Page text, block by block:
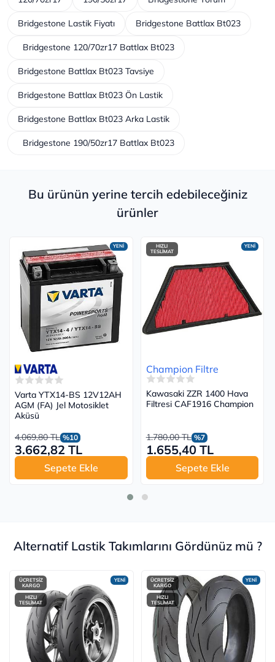
Bridgestone Lastik Fiyatı Bridgestone Battlax Bt023
Bridgestone 120/70zr17 Battlax Bt023
Bridgestone Battlax Bt023 Tavsiye
Bridgestone Battlax Bt023 Ön Lastik
Bridgestone Battlax Bt023 Arka Lastik
Bridgestone 190/50zr17 Battlax Bt023
Bu ürünün yerine tercih edebileceğiniz
ürünler
YENİ
Varta YTX14-BS 12V12AH
AGM (FA) Jel Motosiklet
Aküsü
4.069,80 TL %10
3.662,82 TL
Sepete Ekle
YENİ
HIZLI
TESLİMAT
Champion Filtre
Kawasaki ZZR 1400 Hava
Filtresi CAF1916 Champion
1.780,00 TL %7
1.655,40 TL
Sepete Ekle
Alternatif Lastik Takımlarını Gördünüz mü ?
YENİ
ÜCRETSİZ
KARGO
HIZLI
TESLİMAT
YENİ
ÜCRETSİZ
KARGO
HIZLI
TESLİMAT